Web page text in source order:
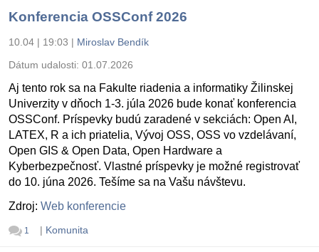
Konferencia OSSConf 2026
10.04 | 19:03 | Miroslav Bendík
Dátum udalosti: 01.07.2026
Aj tento rok sa na Fakulte riadenia a informatiky Žilinskej
Univerzity v dňoch 1-3. júla 2026 bude konať konferencia
OSSConf. Príspevky budú zaradené v sekciách: Open AI,
LATEX, R a ich priatelia, Vývoj OSS, OSS vo vzdelávaní,
Open GIS & Open Data, Open Hardware a
Kyberbezpečnosť. Vlastné príspevky je možné registrovať
do 10. júna 2026. Tešíme sa na Vašu návštevu.
Zdroj: Web konferencie
1 | Komunita